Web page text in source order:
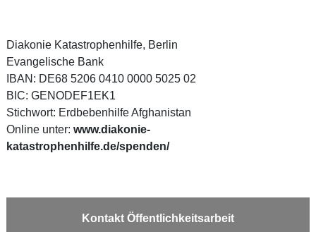
Diakonie Katastrophenhilfe, Berlin
Evangelische Bank
IBAN: DE68 5206 0410 0000 5025 02
BIC: GENODEF1EK1
Stichwort: Erdbebenhilfe Afghanistan
Online unter: www.diakonie-
katastrophenhilfe.de/spenden/
Kontakt Öffentlichkeitsarbeit